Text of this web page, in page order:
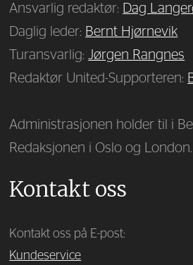
Ansvarlig redaktør: Dag
Daglig leder: Bernt Hjørnevik
Turansvarlig:Jørgen Rangnes
Redaktør United-Supporteren:
Administrasjonen holder til i
Redaksjonen i Oslo og London.
Kontakt oss
Kontakt oss på E-post:
Kundeservice